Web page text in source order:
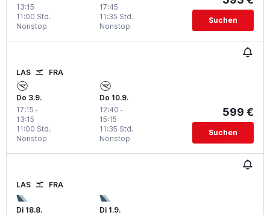
13:15
Nonstop
11:00 Std.
17:45
Nonstop
11:35 Std. Suchen
LAS FRA
Do 3.9.
17:15 -
13:15
Nonstop
11:00 Std.
Do 10.9.
12:40 -
15:15
Nonstop
11:35 Std.
599 €
Suchen
LAS FRA
Di 18.8.
Di 1.9.